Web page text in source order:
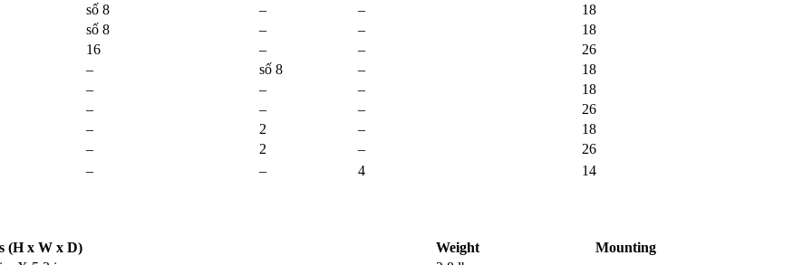
số 8 – –
18
số 8 – –
18
16 – –
26
– số 8 –
18
– – –
18
– – –
26
– 2 –
18
– 2 –
26
– – 4 14
(H x W x D) Weight
Mounting